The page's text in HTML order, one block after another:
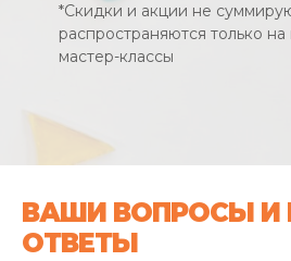
*Скидки и акции не
распространяются только
мастер-классы
ВАШИ ВОПРОСЫ И
ОТВЕТЫ